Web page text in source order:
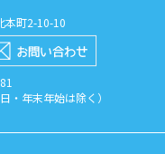
町2-10-10
・年末年始は除く）